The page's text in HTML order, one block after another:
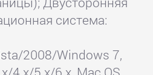
система:
2008/Windows 7,